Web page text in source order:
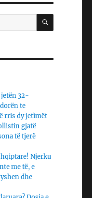
SEARCH
32-
te
rris dy jetìmët
gjatë
të tjerë
Njerku
me të, e
dhe